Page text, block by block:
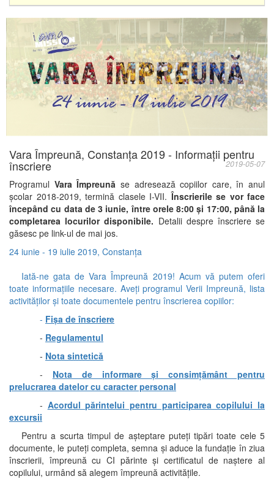
Vara Împreună, Constanța 2019 - Informații pentru
înscriere 2019-05-07
Programul Vara Împreună se adresează copiilor care, în anul
școlar 2018-2019, termină clasele I-VII.Înscrierile se vor face
începând cu data de 3 iunie, între orele 8:00 și 17:00, până la
completarea locurilor disponibile. Detalii despre înscriere se
găsesc pe link-ul de mai jos.
24 iunie - 19 iulie 2019, Constanța
Iată-ne gata de Vara Împreună 2019! Acum vă putem oferi
toate informațiile necesare. Aveți programul Verii Impreună, lista
activităților și toate documentele pentru înscrierea copiilor:
- Fișa de înscriere
- Regulamentul
- Nota sintetică
- Nota de informare și consimțământ pentru
prelucrarea datelor cu caracter personal
- Acordul părintelui pentru participarea copilului la
excursii
Pentru a scurta timpul de așteptare puteți tipări toate cele 5
documente, le puteți completa, semna și aduce la fundație în ziua
înscrierii, împreună cu CI părinte și certificatul de naștere al
copilului, urmând să alegem împreună activitățile.